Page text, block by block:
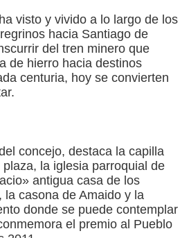
visto y vivido a lo largo de los
hacia Santiago de
del tren minero que
de hierro hacia destinos
centuria, hoy se convierten
concejo, destaca la capilla
la iglesia parroquial de
antigua casa de los
la casona de Amaido y la
donde se puede contemplar
el premio al Pueblo